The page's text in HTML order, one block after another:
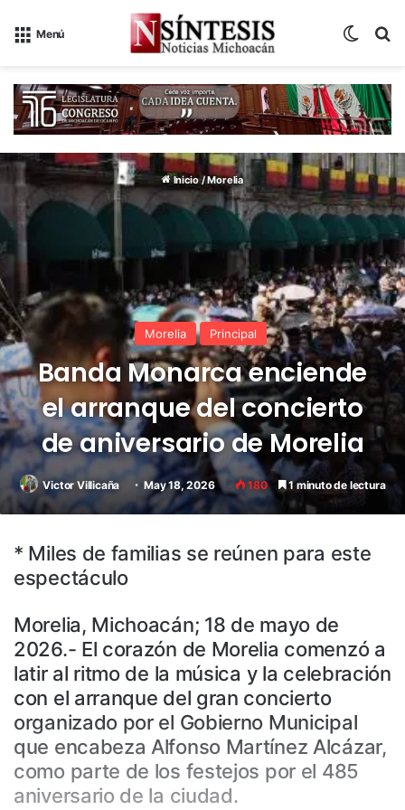
Menú
Inicio / Morelia
Morelia Principal
Banda Monarca enciende
el arranque del concierto
de aniversario de Morelia
Victor Villicaña May 18, 2026 180 1 minuto de lectura
* Miles de familias se reúnen para este
espectáculo
Morelia, Michoacán; 18 de mayo de
2026.- El corazón de Morelia comenzó a
latir al ritmo de la música y la celebración
con el arranque del gran concierto
organizado por el Gobierno Municipal
que encabeza Alfonso Martínez Alcázar,
como parte de los festejos por el 485
aniversario de la ciudad.